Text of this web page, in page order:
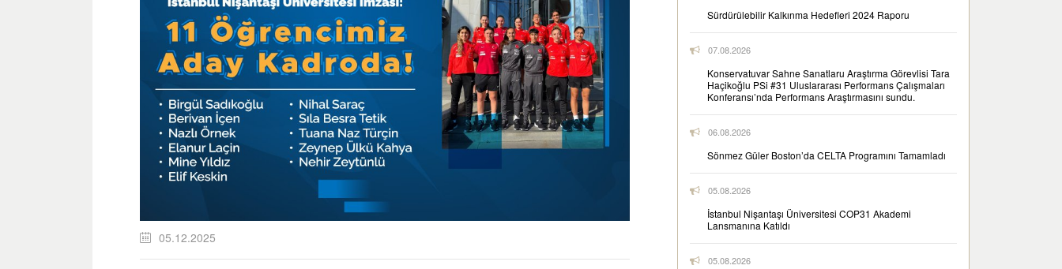
05.12.2025
Sürdürülebilir Kalkınma Hedefleri 2024 Raporu
07.08.2026
Konservatuvar Sahne Sanatlaru Araştırma Görevlisi Tara
Haçikoğlu PSi #31 Uluslararası Performans Çalışmaları
Konferansı’nda Performans Araştırmasını sundu.
06.08.2026
Sönmez Güler Boston’da CELTA Programını Tamamladı
05.08.2026
İstanbul Nişantaşı Üniversitesi COP31 Akademi
Lansmanına Katıldı
05.08.2026